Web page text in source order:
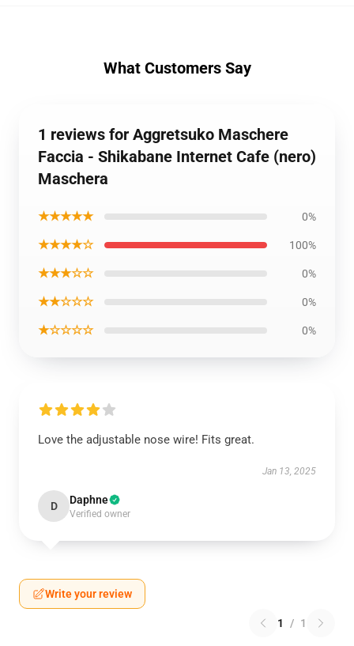
What Customers Say
1 reviews for Aggretsuko Maschere
Faccia - Shikabane Internet Cafe (nero)
Maschera
★★★★★ 0%
★★★★☆ 100%
★★★☆☆ 0%
★★☆☆☆ 0%
★☆☆☆☆ 0%
Love the adjustable nose wire! Fits great.
Jan 13, 2025
D Daphne
Verified owner
Write your review
1 / 1